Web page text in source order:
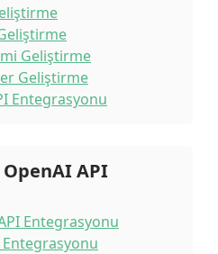
Geliştirme
Geliştirme
Entegrasyonu
API
Entegrasyonu